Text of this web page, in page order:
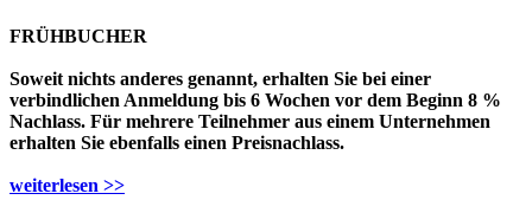
FRÜHBUCHER
Soweit nichts anderes genannt, erhalten Sie bei einer
verbindlichen Anmeldung bis 6 Wochen vor dem Beginn 8 %
Nachlass. Für mehrere Teilnehmer aus einem Unternehmen
erhalten Sie ebenfalls einen Preisnachlass.
weiterlesen >>